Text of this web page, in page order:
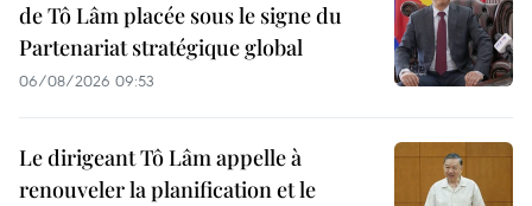
de Tô Lâm placée sous le signe du
Partenariat stratégique global
06/08/2026 09:53
Le dirigeant Tô Lâm appelle à
renouveler la planification et le